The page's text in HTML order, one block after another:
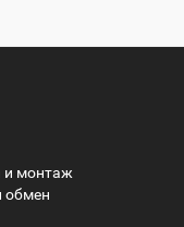
и монтаж
обмен